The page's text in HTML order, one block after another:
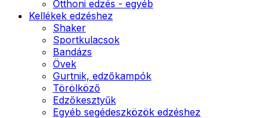
Otthoni edzés - egyéb
Kellékek edzéshez
Shaker
Sportkulacsok
Bandázs
Övek
Gurtnik, edzőkampók
Törölköző
Edzőkesztyűk
Egyéb segédeszközök edzéshez